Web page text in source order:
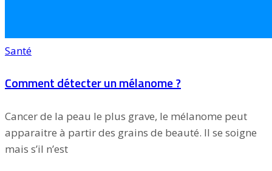
Santé
Comment détecter un mélanome ?
Cancer de la peau le plus grave, le mélanome peut
apparaitre à partir des grains de beauté. Il se soigne
mais s’il n’est